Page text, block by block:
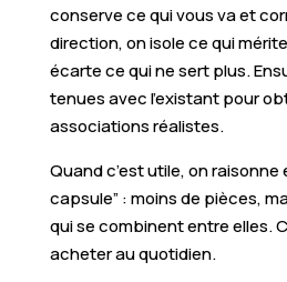
conserve ce qui vous va et
direction, on isole ce qui
écarte ce qui ne sert plus.
tenues avec l’existant pour
associations réalistes.
Quand c’est utile, on raisonne
capsule” : moins de pièces,
qui se combinent entre elles.
acheter au quotidien.